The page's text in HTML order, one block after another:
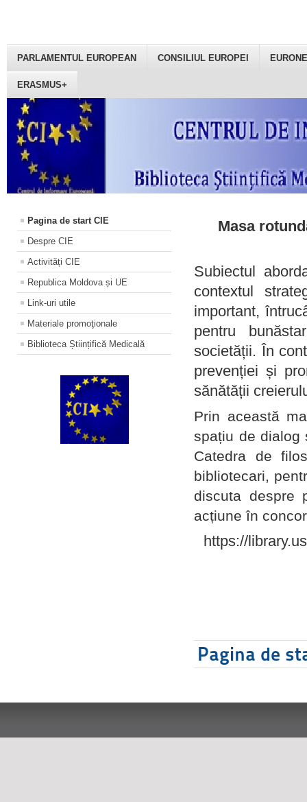
PARLAMENTUL EUROPEAN CONSILIUL EUROPEI
ERASMUS+
Pagina de start CIE
Despre CIE
Activități CIE
Republica Moldova și UE
Link-uri utile
Materiale promoţionale
Biblioteca Științifică Medicală
Masa
Subiectul
contextul
important,
pentru
societății. În
prevenției și
sănătății
Prin această
spațiu de dialog
Catedra de
bibliotecari,
discuta despre
acțiune în
https://
Pagina de